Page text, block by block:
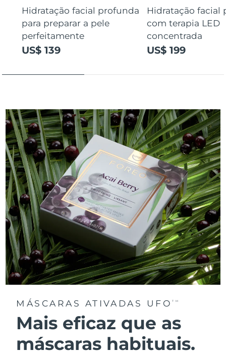
Hidratação facial profunda
para preparar a pele
perfeitamente
US$ 139
Hidratação facial
com terapia LED
concentrada
US$ 199
MÁSCARAS ATIVADAS UFOTM
Mais eficaz que as
máscaras habituais.